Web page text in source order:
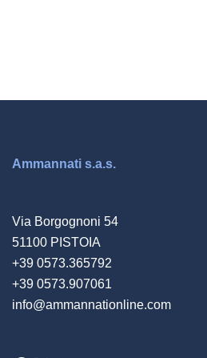
Ammannati s.a.s.
Via Borgognoni 54
51100 PISTOIA
+39 0573.365792
+39 0573.907061
info@ammannationline.com